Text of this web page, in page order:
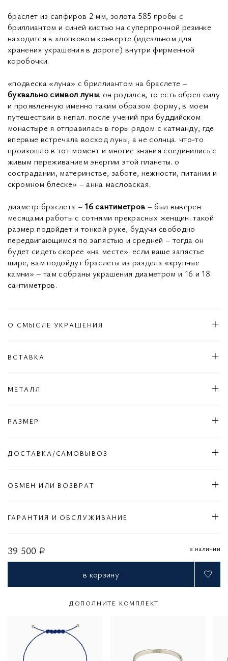
39 500 ₽ в наличии
в корзину
браслет из сапфиров 2 мм, золота 585 пробы с
бриллиантом и синей кистью на суперпрочной резинке
находится в хлопковом конверте (идеальном для
хранения украшения в дороге) внутри фирменной
коробочки.
«подвеска «луна» с бриллиантом на браслете –
буквально символ луны. он родился, то есть обрел силу
и проявленную именно таким образом форму, в моем
путешествии в непал. после учений при буддийском
монастыре я отправилась в горы рядом с катманду, где
впервые встречала восход луны, а не солнца. что-то
произошло в тот момент и многие знания соединились с
живым переживанием энергии этой планеты. о
сострадании, материнстве, заботе, нежности, питании и
скромном блеске» – анна масловская.
диаметр браслета – 16 сантиметров – был выверен
месяцами работы с сотнями прекрасных женщин. такой
размер подойдет и тонкой руке, будучи свободно
передвигающимся по запястью и средней – тогда он
будет сидеть скорее «на месте». если ваше запястье
шире, вам подойдут браслеты из раздела «крупные
камни» – там собраны украшения диаметром и 16 и 18
сантиметров.
О СМЫСЛЕ УКРАШЕНИЯ
ВСТАВКА
МЕТАЛЛ
РАЗМЕР
ДОСТАВКА/САМОВЫВОЗ
ОБМЕН ИЛИ ВОЗВРАТ
ГАРАНТИЯ И ОБСЛУЖИВАНИЕ
ДОПОЛНИТЕ КОМПЛЕКТ